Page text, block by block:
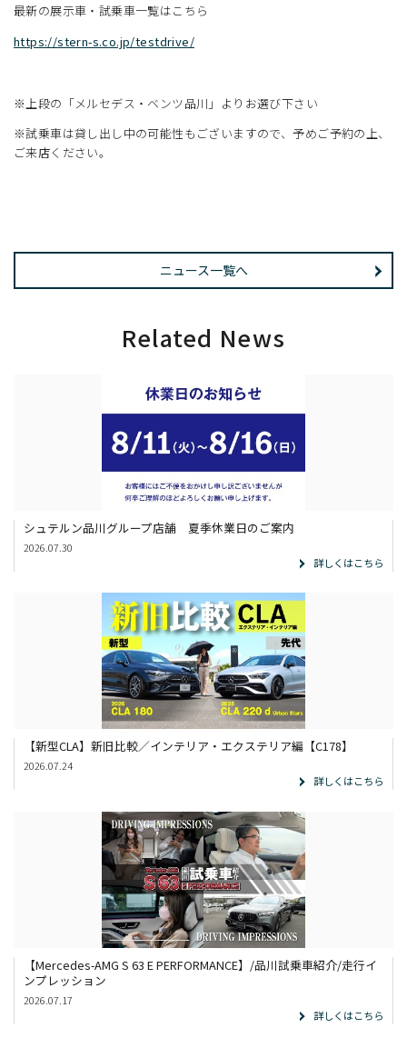
最新の展示車・試乗車一覧はこちら
https://stern-s.co.jp/testdrive/
※上段の「メルセデス・ベンツ品川」よりお選び下さい
※試乗車は貸し出し中の可能性もございますので、予めご予約の上、
ご来店ください。
ニュース一覧へ
Related News
シュテルン品川グループ店舗 夏季休業日のご案内
2026.07.30
詳しくはこちら
【新型CLA】新旧比較／インテリア・エクステリア編【C178】
2026.07.24
詳しくはこちら
【Mercedes-AMG S 63 E PERFORMANCE】/品川試乗車紹介/走行イ
ンプレッション
2026.07.17
詳しくはこちら